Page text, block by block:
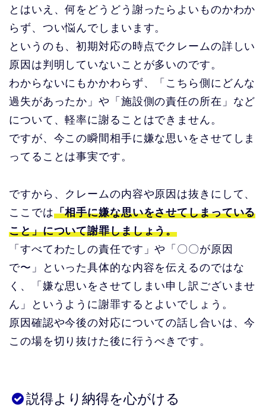
とはいえ、何をどうどう謝ったらよいものかわか
らず、つい悩んでしまいます。
というのも、初期対応の時点でクレームの詳しい
原因は判明していないことが多いのです。
わからないにもかかわらず、「こちら側にどんな
過失があったか」や「施設側の責任の所在」など
について、軽率に謝ることはできません。
ですが、今この瞬間相手に嫌な思いをさせてしま
ってることは事実です。
ですから、クレームの内容や原因は抜きにして、
ここでは「相手に嫌な思いをさせてしまっている
こと」について謝罪しましょう。
「すべてわたしの責任です」や「〇〇が原因
で〜」といった具体的な内容を伝えるのではな
く、「嫌な思いをさせてしまい申し訳ございませ
ん」というように謝罪するとよいでしょう。
原因確認や今後の対応についての話し合いは、今
この場を切り抜けた後に行うべきです。
説得より納得を心がける